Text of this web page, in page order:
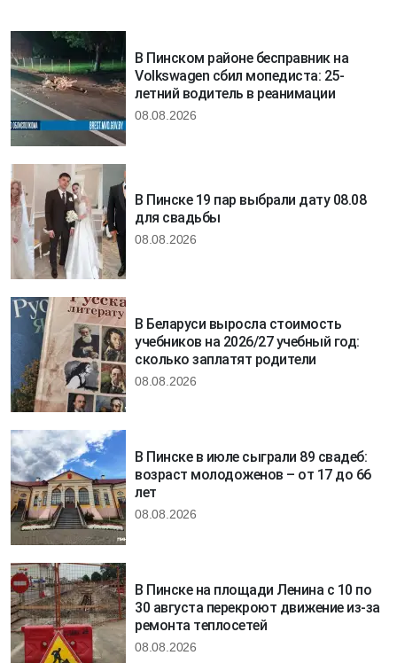
В Пинском районе бесправник на
Volkswagen сбил мопедиста: 25-
летний водитель в реанимации
08.08.2026
В Пинске 19 пар выбрали дату 08.08
для свадьбы
08.08.2026
В Беларуси выросла стоимость
учебников на 2026/27 учебный год:
сколько заплатят родители
08.08.2026
В Пинске в июле сыграли 89 свадеб:
возраст молодоженов – от 17 до 66
лет
08.08.2026
В Пинске на площади Ленина с 10 по
30 августа перекроют движение из-за
ремонта теплосетей
08.08.2026